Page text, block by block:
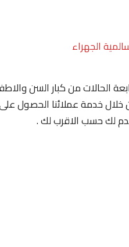
الجهراء
الحالات من كبار السن
خلال خدمة عملائنا الحصول
لك حسب الاقرب لك .